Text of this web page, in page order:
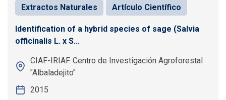
Extractos Naturales Artículo Científico
Identification of a hybrid species of sage (Salvia
officinalis L. x S...
CIAF-IRIAF. Centro de Investigación Agroforestal
"Albaladejito"
2015